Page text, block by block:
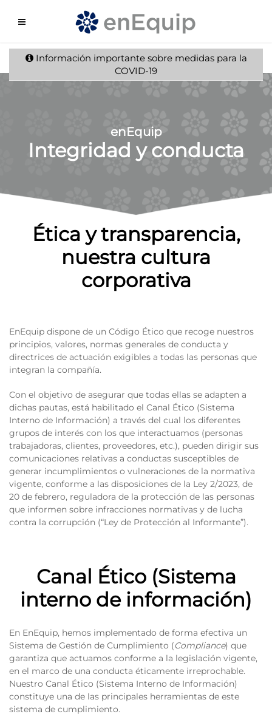
Información importante sobre medidas para la
COVID-19
enEquip
Integridad y conducta
Ética y transparencia,
nuestra cultura
corporativa
EnEquip dispone de un Código Ético que recoge nuestros
principios, valores, normas generales de conducta y
directrices de actuación exigibles a todas las personas que
integran la compañía.
Con el objetivo de asegurar que todas ellas se adapten a
dichas pautas, está habilitado el Canal Ético (Sistema
Interno de Información) a través del cual los diferentes
grupos de interés con los que interactuamos (personas
trabajadoras, clientes, proveedores, etc.), pueden dirigir sus
comunicaciones relativas a conductas susceptibles de
generar incumplimientos o vulneraciones de la normativa
vigente, conforme a las disposiciones de la Ley 2/2023, de
20 de febrero, reguladora de la protección de las personas
que informen sobre infracciones normativas y de lucha
contra la corrupción (“Ley de Protección al Informante”).
Canal Ético (Sistema
interno de información)
En EnEquip, hemos implementado de forma efectiva un
Sistema de Gestión de Cumplimiento (Compliance) que
garantiza que actuamos conforme a la legislación vigente,
en el marco de una conducta éticamente irreprochable.
Nuestro Canal Ético (Sistema Interno de Información)
constituye una de las principales herramientas de este
sistema de cumplimiento.